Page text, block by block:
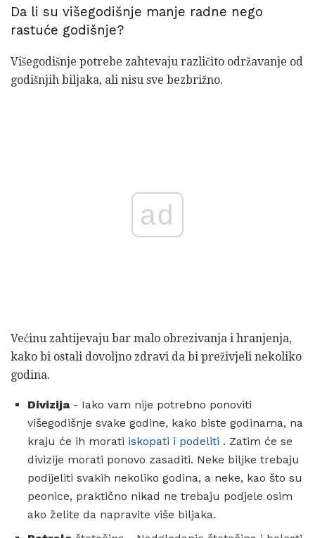
Da li su višegodišnje manje radne nego
rastuće godišnje?
Višegodišnje potrebe zahtevaju različito održavanje od
godišnjih biljaka, ali nisu sve bezbrižno.
ad
Većinu zahtijevaju bar malo obrezivanja i hranjenja,
kako bi ostali dovoljno zdravi da bi preživjeli nekoliko
godina.
Divizija- Iako vam nije potrebno ponoviti
višegodišnje svake godine, kako biste godinama, na
kraju će ih morati iskopati i podeliti . Zatim će se
divizije morati ponovo zasaditi. Neke biljke trebaju
podijeliti svakih nekoliko godina, a neke, kao što su
peonice, praktično nikad ne trebaju podjele osim
ako želite da napravite više biljaka.